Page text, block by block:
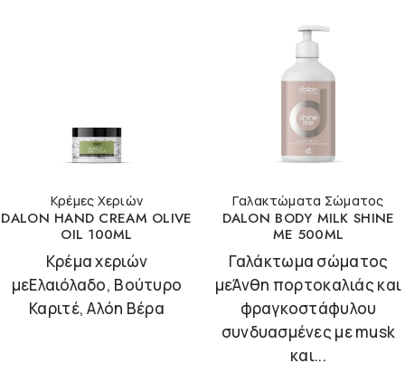
Κρέμες Χεριών
DALON HAND CREAM OLIVE
OIL 100ML
Κρέμα χεριών
μεΕλαιόλαδο, Βούτυρο
Καριτέ, Αλόη Βέρα
Γαλακτώματα Σώματος
DALON BODY MILK SHINE
ME 500ML
Γαλάκτωμα σώματος
μεΆνθη πορτοκαλιάς και
φραγκοστάφυλου
συνδυασμένες με musk
και...